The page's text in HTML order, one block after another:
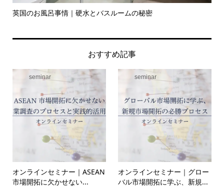
英国のお風呂事情｜硬水とバスルームの秘密
おすすめ記事
seminar
オンラインセミナー｜ASEAN
市場開拓に欠かせない...
seminar
オンラインセミナー｜グロー
バル市場開拓に学ぶ、新規...